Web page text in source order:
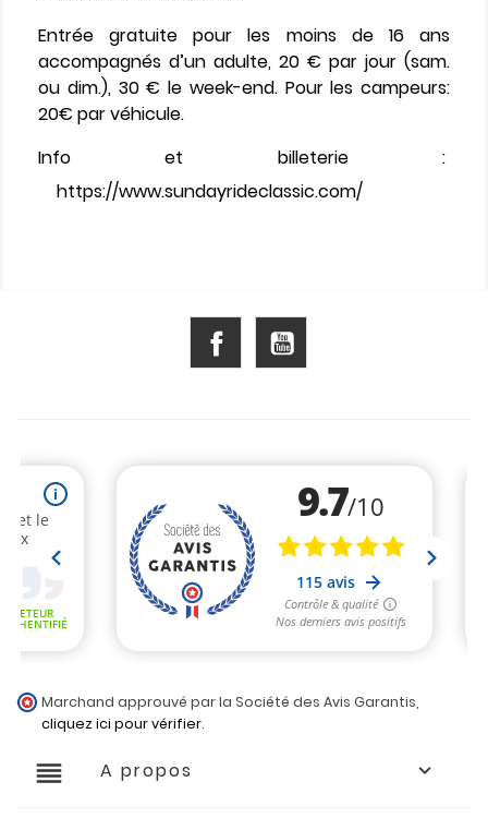
​Entrée gratuite pour les moins de 16 ans
accompagnés d’un adulte, 20 € par jour (sam.
ou dim.), 30 € le week-end. Pour les campeurs:
20€ par véhicule.
Info et billeterie :
https://www.sundayrideclassic.com/
Facebook
Marchand approuvé par la Société des Avis Garantis,
cliquez ici pour vérifier.
reorder A propos 